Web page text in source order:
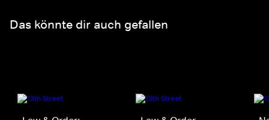
Das könnte dir auch gefallen